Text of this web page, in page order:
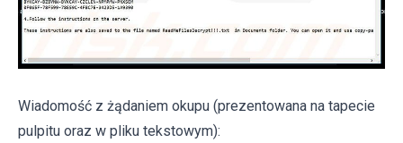
Wiadomość z żądaniem okupu (prezentowana na tapecie
pulpitu oraz w pliku tekstowym):